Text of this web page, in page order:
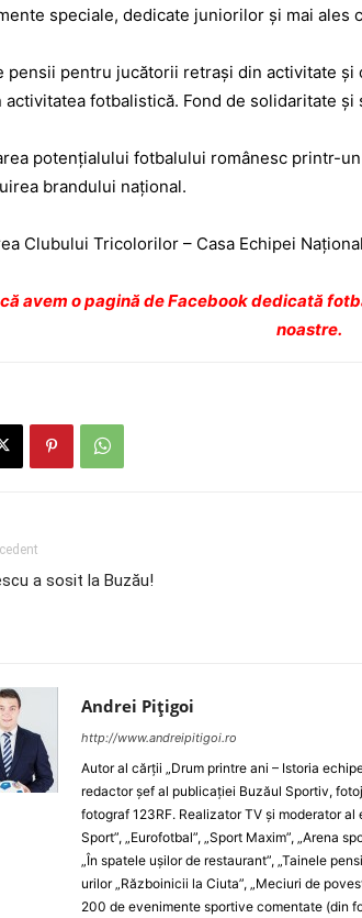
speciale, dedicate juniorilor și mai ales
pensii pentru jucătorii retrași din activitate
activitatea fotbalistică. Fond de solidaritate
potențialului fotbalului românesc printr-
brandului național.
Clubului Tricolorilor – Casa Echipei
avem o pagină de Facebook dedicată
noastre.
a sosit la Buzău!
Andrei Pițigoi
http://www.andreipitigoi.ro
Autor al cărţii „Drum printre ani – Istoria
redactor şef al publicaţiei Buzăul Sportiv,
fotograf 123RF. Realizator TV şi moderator al
Sport”, „Eurofotbal”, „Sport Maxim”, „Arena
„În spatele uşilor de restaurant”, „Tainele
urilor „Războinicii la Ciuta”, „Meciuri de
200 de evenimente sportive comentate (din